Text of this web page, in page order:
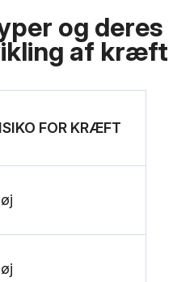
og deres
af kræft
FOR KRÆFT